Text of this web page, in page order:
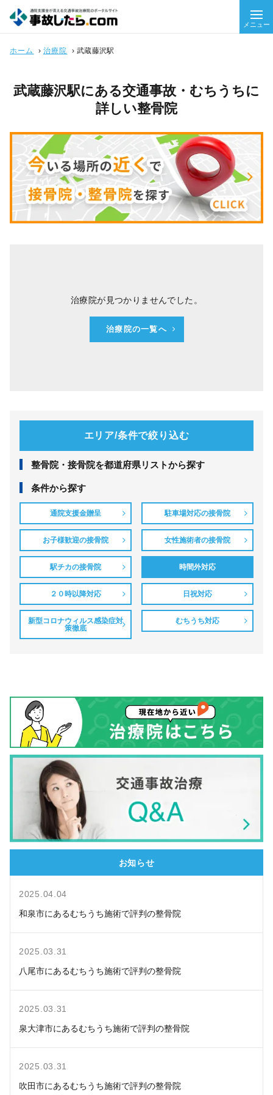
メニュー
ホーム › 治療院 › 武蔵藤沢駅
武蔵藤沢駅にある交通事故・むちうちに
詳しい整骨院
治療院が見つかりませんでした。
治療院の一覧へ
エリア/条件で絞り込む
整⾻院・接⾻院を都道府県リストから探す
条件から探す
通院支援金贈呈 駐車場対応の接骨院
お子様歓迎の接骨院 女性施術者の接骨院
駅チカの接骨院 時間外対応
２０時以降対応 日祝対応
新型コロナウィルス感染症対
策徹底
むちうち対応
お知らせ
2025.04.04
和泉市にあるむちうち施術で評判の整骨院
2025.03.31
八尾市にあるむちうち施術で評判の整骨院
2025.03.31
泉大津市にあるむちうち施術で評判の整骨院
2025.03.31
吹田市にあるむちうち施術で評判の整骨院